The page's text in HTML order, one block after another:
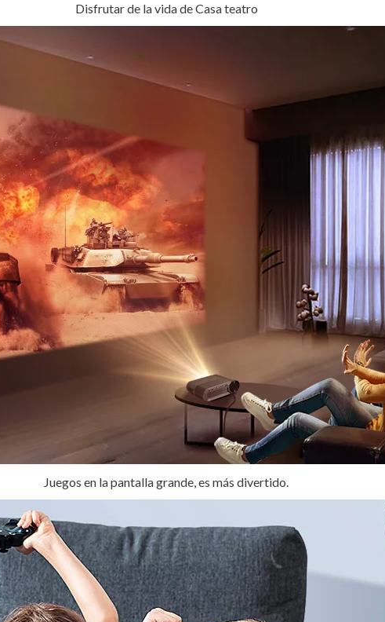
Disfrutar de la vida de Casa teatro
Juegos en la pantalla grande, es más divertido.